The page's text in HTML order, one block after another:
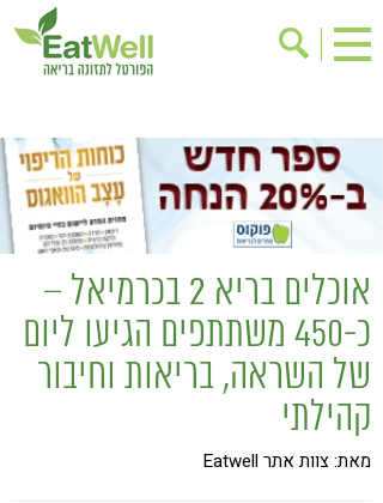
בישול בריא
אינדקס עסקים
ריפוי ומניעת מחלות
בריאות האישה
מתכוני בריאות
אירועים
שינוי תזונתי
גישות בתזונה
דיאטה
ניקוי רעלים
מזונות על
ילדים
הפרעות קשב & ריכוז
אוכלים בריא 2 בכרמיאל –
כ-450 משתתפים הגיעו ליום
של השראה, בריאות וחיבור
קהילתי
מאת: צוות אתר Eatwell